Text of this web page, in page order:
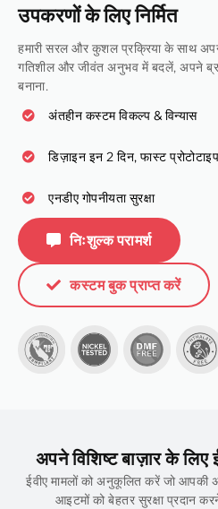
उपकरणों के लिए निर्मित
हमारी सरल और कुशल प्रक्रिया के साथ
गतिशील और जीवंत अनुभव में बदलें, अपने
बनाना.
अंतहीन कस्टम विकल्प & विन्यास
डिज़ाइन इन 2 दिन, फास्ट
एनडीए गोपनीयता सुरक्षा
निःशुल्क परामर्श
कस्टम बुक प्राप्त करें
अपने विशिष्ट बाज़ार के
ईवीए मामलों को अनुकूलित करें जो आपकी
आइटमों को बेहतर सुरक्षा प्रदान